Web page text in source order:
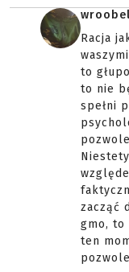
Racja
to
to nie
spełni
zacząć
gmo, to
ten